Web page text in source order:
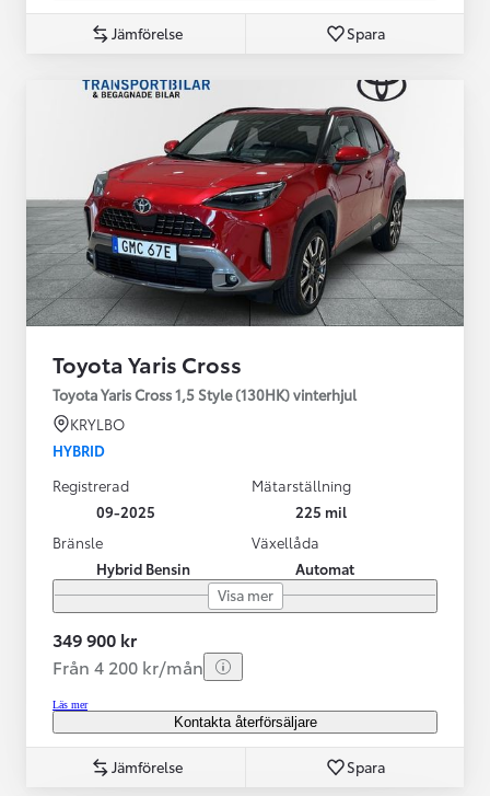
Jämförelse Spara
Toyota Yaris Cross
Toyota Yaris Cross 1,5 Style (130HK) vinterhjul
KRYLBO
HYBRID
Registrerad
09-2025
Mätarställning
225 mil
Bränsle
Hybrid Bensin
Växellåda
Automat
Visa mer
349 900 kr
Från 4 200 kr/mån
Läs mer
Kontakta återförsäljare
Jämförelse Spara